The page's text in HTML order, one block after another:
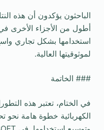
الباحثون يؤكدون أن هذه
أطول من الأجزاء الأخرى في
استخدامها بشكل تجاري
لموثوقيتها العالية.
### الخاتمة
في الختام، تعتبر هذه
الكهربائية خطوة هامة نحو